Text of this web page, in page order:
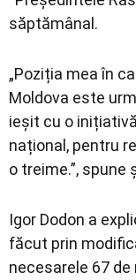
săptămânal.
„Poziția mea în
Moldova este
ieșit cu o
național, pentru
o treime.”,
Igor Dodon a
făcut prin
necesarele 67